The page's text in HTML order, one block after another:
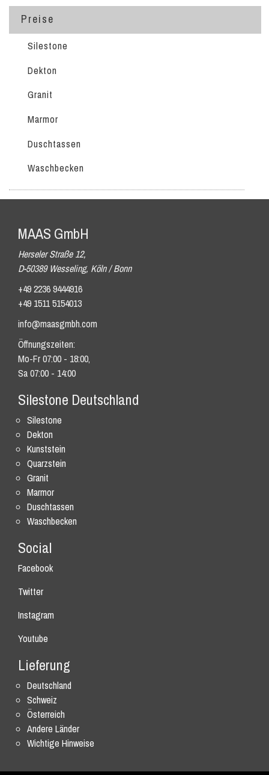
Preise
Silestone
Dekton
Granit
Marmor
Duschtassen
Waschbecken
MAAS GmbH
Herseler Straße 12,
D-50389 Wesseling, Köln / Bonn
+49 2236 9444916
+49 1511 5154013
info@maasgmbh.com
Öffnungszeiten:
Mo-Fr 07:00 - 18:00,
Sa 07:00 - 14:00
Silestone Deutschland
Silestone
Dekton
Kunststein
Quarzstein
Granit
Marmor
Duschtassen
Waschbecken
Social
Facebook
Twitter
Instagram
Youtube
Lieferung
Deutschland
Schweiz
Österreich
Andere Länder
Wichtige Hinweise